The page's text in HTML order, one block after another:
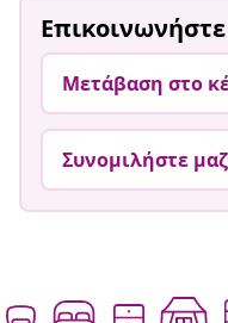
Μετάβαση στο
Συνομιλήστε